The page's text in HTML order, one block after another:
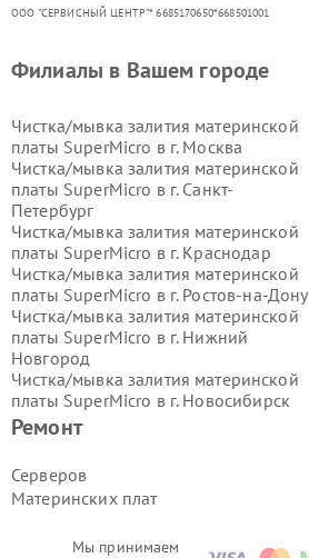
ООО "СЕРВИСНЫЙ ЦЕНТР"* 6685170650*668501001
Мы принимаем
Ремонт
Серверов
Материнских плат
Филиалы в Вашем городе
Чистка/мывка залития материнской
платы SuperMicro в г. Москва
Чистка/мывка залития материнской
платы SuperMicro в г. Санкт-
Петербург
Чистка/мывка залития материнской
платы SuperMicro в г. Краснодар
Чистка/мывка залития материнской
платы SuperMicro в г. Ростов-на-Дону
Чистка/мывка залития материнской
платы SuperMicro в г. Нижний
Новгород
Чистка/мывка залития материнской
платы SuperMicro в г. Новосибирск
Чистка/мывка залития материнской
платы SuperMicro в г.
платы SuperMicro в г.
Чистка/мывка залития материнской
Чистка/мывка залития материнской